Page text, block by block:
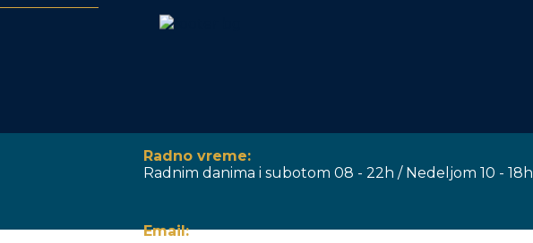
Radno vreme:
Radnim danima i subotom 08 - 22h / Nedeljom 10 - 18h
Email: